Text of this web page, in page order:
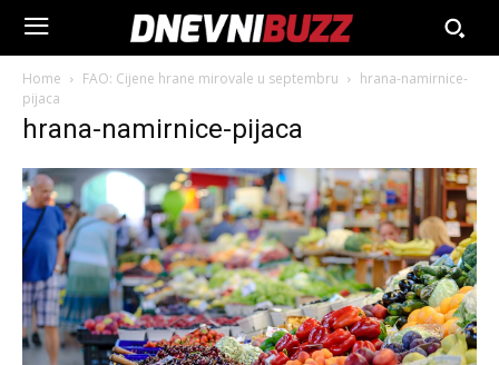
Home FAO: Cijene hrane mirovale u septembru
hrana-namirnice-
pijaca
hrana-namirnice-pijaca